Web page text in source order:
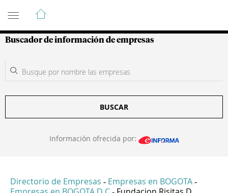
Guía de Empresas Colombianas
Buscador de información de empresas
BUSCAR
Información ofrecida por:
Directorio de Empresas - Empresas en BOGOTA -